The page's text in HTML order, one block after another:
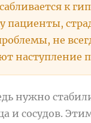
к
пациенты,
не
наступление
нужно
и сосудов.